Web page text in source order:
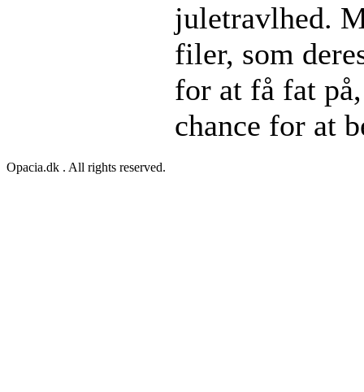
juletravlhed.
filer, som
for at få fat
chance for at
Opacia.dk . All rights reserved.